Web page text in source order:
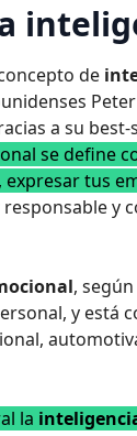
de
a su
se define
tus
responsable y
,
y está
la